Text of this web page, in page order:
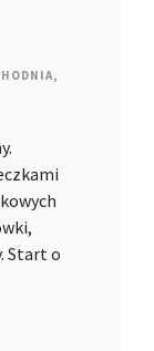
,
Start o